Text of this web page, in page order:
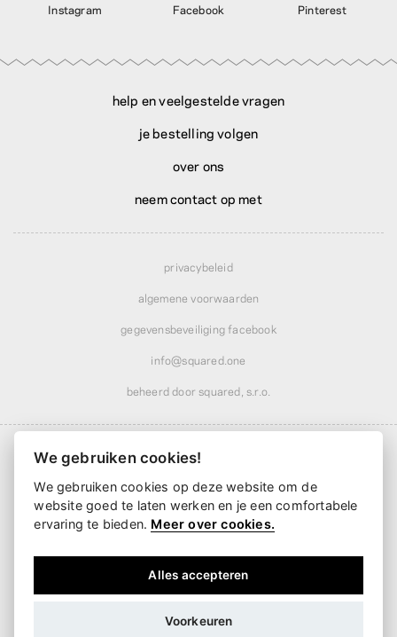
Instagram Facebook Pinterest
help en veelgestelde vragen
je bestelling volgen
over ons
neem contact op met
privacybeleid
algemene voorwaarden
gegevensbeveiliging facebook
info@squared.one
beheerd door squared, s.r.o.
Verzending vanaf € 4,86· gratis boven€ 52,02
Bezorging vanaf2 werkdagen
We gebruiken cookies!
We gebruiken cookies op deze website om de
website goed te laten werken en je een comfortabele
ervaring te bieden. Meer over cookies.
Alles accepteren
Voorkeuren